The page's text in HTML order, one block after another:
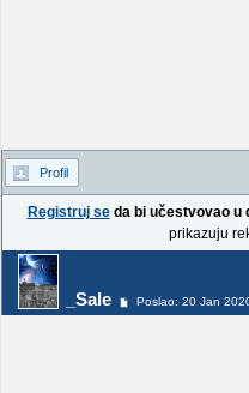
Profil
Registruj seda bi učestvovao u
prikazuju
_Sale Poslao: 20 Jan